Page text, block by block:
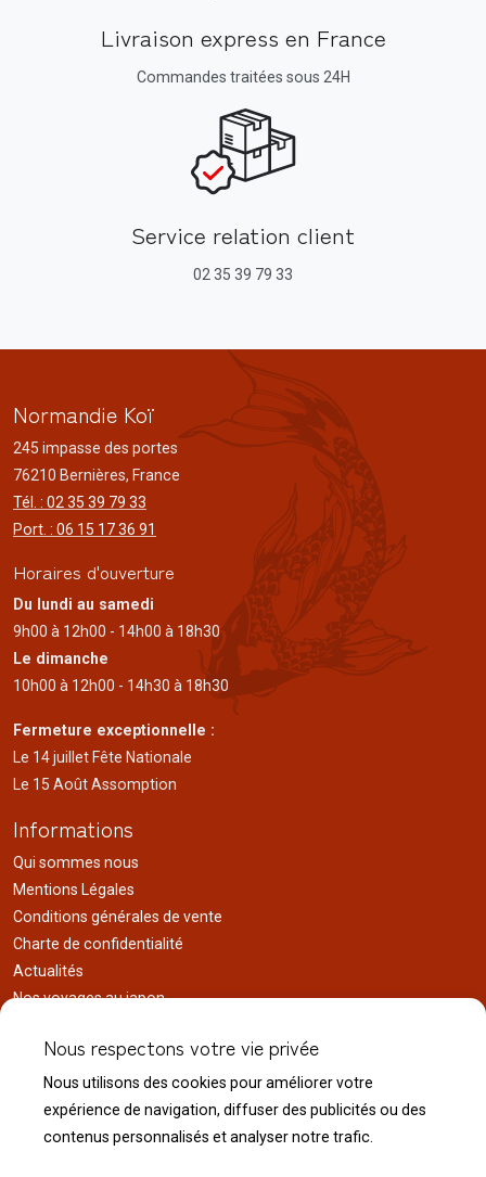
Livraison express en France
Commandes traitées sous 24H
Service relation client
02 35 39 79 33
Normandie Koï
245 impasse des portes
76210 Bernières, France
Tél. : 02 35 39 79 33
Port. : 06 15 17 36 91
Horaires d'ouverture
Du lundi au samedi
9h00 à 12h00 - 14h00 à 18h30
Le dimanche
10h00 à 12h00 - 14h30 à 18h30
Fermeture exceptionnelle :
Le 14 juillet Fête Nationale
Le 15 Août Assomption
Informations
Qui sommes nous
Mentions Légales
Conditions générales de vente
Charte de confidentialité
Actualités
Nos voyages au japon
Liens utiles
Service client
Nous contacter
Nous respectons votre vie privée
Nous utilisons des cookies pour améliorer votre
expérience de navigation, diffuser des publicités ou des
contenus personnalisés et analyser notre trafic.